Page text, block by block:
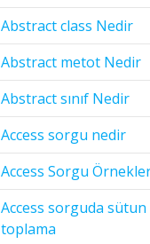
Abstract class Nedir
Abstract metot Nedir
Abstract sınıf Nedir
Access sorgu nedir
Access Sorgu
Access sorguda sütun
toplama